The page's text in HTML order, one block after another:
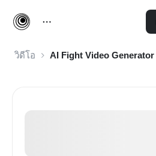
วิดีโอ AI Fight Video Generator